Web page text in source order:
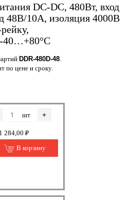
DC-DC, 480Вт, вход
48В/10А, изоляция 4000В
40…+80°С
DDR-480D-48
по цене и сроку.
шт +
284,00 ₽
В корзину